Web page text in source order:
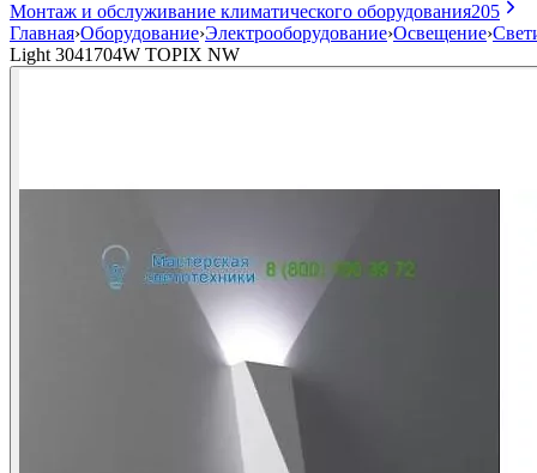
Монтаж и обслуживание климатического оборудования205
Главная›Оборудование›Электрооборудование›Освещение›
Light 3041704W TOPIX NW